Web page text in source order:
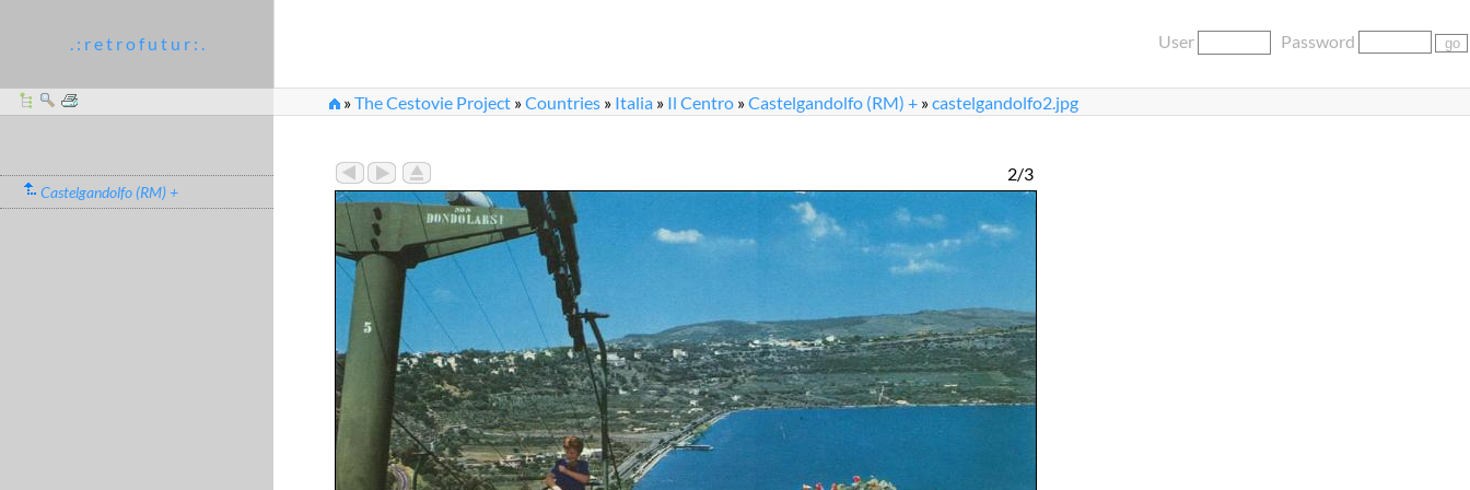
. : r e t r o f u t u r : . User Password
»The Cestovie Project »Countries » Italia » Il Centro »Castelgandolfo (RM) + »castelgandolfo2.jpg
Castelgandolfo (RM) +
2/3